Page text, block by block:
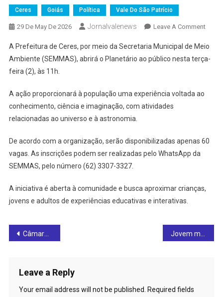
Ceres Goiás Política Vale Do São Patrício
29 De May De 2026 Jornalvalenews Leave A CommentOn
De
Ceres
A Prefeitura de Ceres, por meio da Secretaria Municipal de Meio
Ambiente (SEMMAS), abrirá o Planetário ao público nesta terça-
feira (2), às 11h.
A ação proporcionará à população uma experiência voltada ao
conhecimento, ciência e imaginação, com atividades
relacionadas ao universo e à astronomia.
De acordo com a organização, serão disponibilizadas apenas 60
vagas. As inscrições podem ser realizadas pelo WhatsApp da
SEMMAS, pelo número (62) 3307-3327.
A iniciativa é aberta à comunidade e busca aproximar crianças,
jovens e adultos de experiências educativas e interativas.
Post
Câmara de Ceres realiza “Só Vem ENEM 2026” e anuncia nova edição do projeto; confira
Leave a Reply
Your email address will not be published.
Required fields